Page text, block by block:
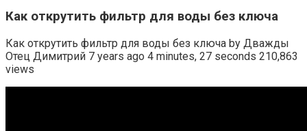
Как открутить фильтр для воды без ключа
Как открутить фильтр для воды без ключа by Дважды
Отец Димитрий 7 years ago 4 minutes, 27 seconds 210,863
views